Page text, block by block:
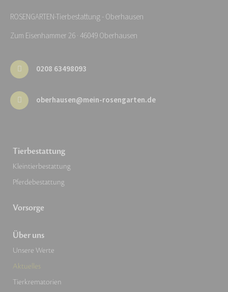
ROSENGARTEN-Tierbestattung - Oberhausen
Zum Eisenhammer 26 · 46049 Oberhausen
0208 63498093
oberhausen@mein-rosengarten.de
Tierbestattung
Kleintierbestattung
Pferdebestattung
Vorsorge
Über uns
Unsere Werte
Aktuelles
Tierkrematorien